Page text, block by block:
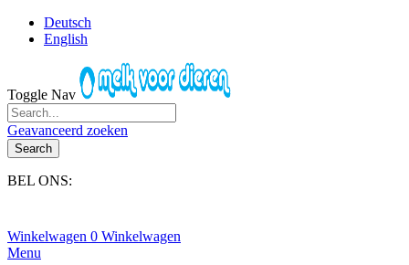
Deutsch
English
Toggle Nav
Geavanceerd zoeken
Search
BEL ONS:
Winkelwagen 0 Winkelwagen
Menu